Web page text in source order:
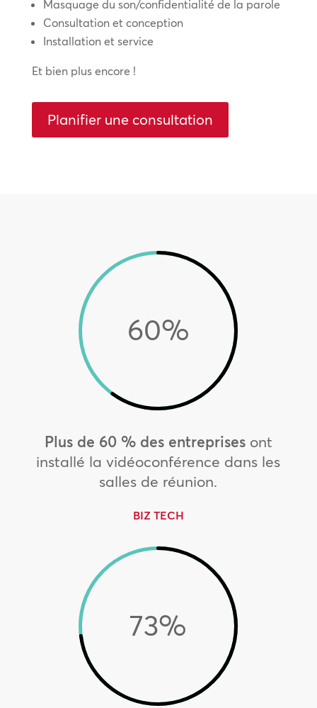
Masquage du son/confidentialité de la parole
Consultation et conception
Installation et service
Et bien plus encore !
Planifier une consultation
60%
Plus de 60 % des entreprisesont
installé la vidéoconférence dans les
salles de réunion.
BIZ TECH
73%